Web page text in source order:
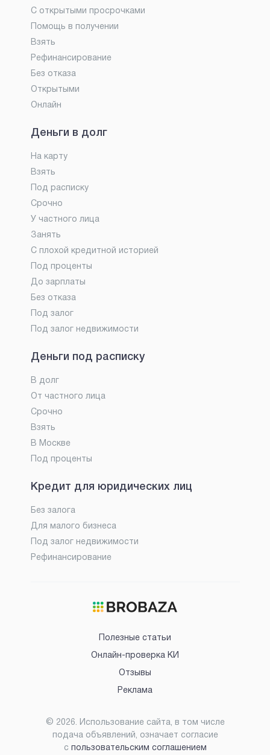
С открытыми просрочками
Помощь в получении
Взять
Рефинансирование
Без отказа
Открытыми
Онлайн
Деньги в долг
На карту
Взять
Под расписку
Срочно
У частного лица
Занять
С плохой кредитной историей
Под проценты
До зарплаты
Без отказа
Под залог
Под залог недвижимости
Деньги под расписку
В долг
От частного лица
Срочно
Взять
В Москве
Под проценты
Кредит для юридических лиц
Без залога
Для малого бизнеса
Под залог недвижимости
Рефинансирование
Полезные статьи
Онлайн-проверка КИ
Отзывы
Реклама
© 2026. Использование сайта, в том числе
подача объявлений, означает согласие
с пользовательским соглашением